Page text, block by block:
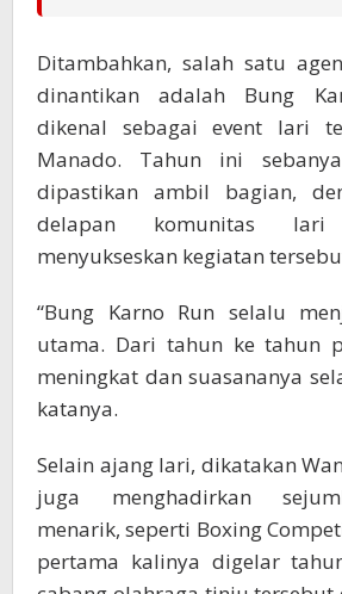
Ditambahkan, salah satu
dinantikan adalah Bung
dikenal sebagai event lari
Manado. Tahun ini
dipastikan ambil bagian,
delapan komunitas
menyukseskan kegiatan
“Bung Karno Run selalu
utama. Dari tahun ke tahun
meningkat dan suasananya
katanya.
Selain ajang lari, dikatakan
juga menghadirkan
menarik, seperti Boxing
pertama kalinya digelar